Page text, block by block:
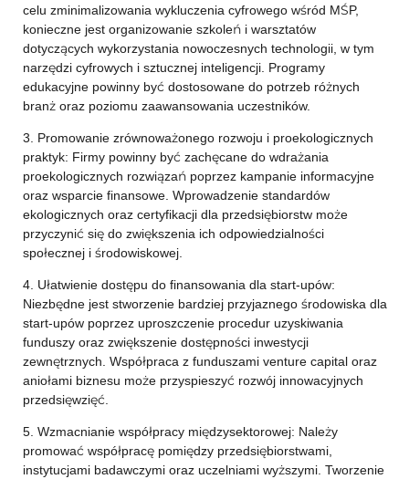
celu zminimalizowania wykluczenia cyfrowego wśród MŚP,
konieczne jest organizowanie szkoleń i warsztatów
dotyczących wykorzystania nowoczesnych technologii, w tym
narzędzi cyfrowych i sztucznej inteligencji. Programy
edukacyjne powinny być dostosowane do potrzeb różnych
branż oraz poziomu zaawansowania uczestników.
3. Promowanie zrównoważonego rozwoju i proekologicznych
praktyk: Firmy powinny być zachęcane do wdrażania
proekologicznych rozwiązań poprzez kampanie informacyjne
oraz wsparcie finansowe. Wprowadzenie standardów
ekologicznych oraz certyfikacji dla przedsiębiorstw może
przyczynić się do zwiększenia ich odpowiedzialności
społecznej i środowiskowej.
4. Ułatwienie dostępu do finansowania dla start-upów:
Niezbędne jest stworzenie bardziej przyjaznego środowiska dla
start-upów poprzez uproszczenie procedur uzyskiwania
funduszy oraz zwiększenie dostępności inwestycji
zewnętrznych. Współpraca z funduszami venture capital oraz
aniołami biznesu może przyspieszyć rozwój innowacyjnych
przedsięwzięć.
5. Wzmacnianie współpracy międzysektorowej: Należy
promować współpracę pomiędzy przedsiębiorstwami,
instytucjami badawczymi oraz uczelniami wyższymi. Tworzenie